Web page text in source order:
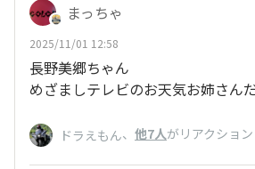
まっちゃ
2025/11/01 12:58
長野美郷ちゃん
めざましテレビのお天気お姉さ
ドラえもん、 他7人がリアクション